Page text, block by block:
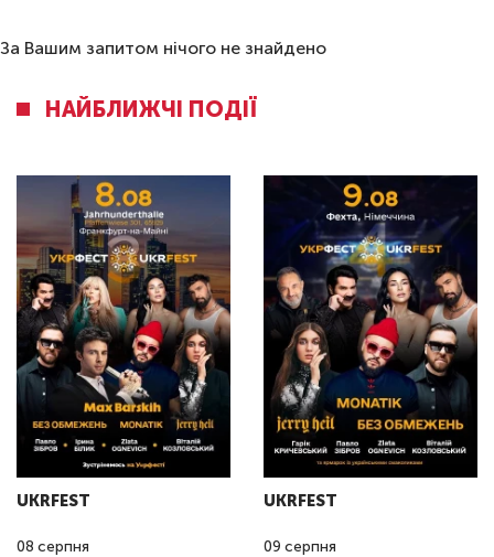
За Вашим запитом нічого не знайдено
НАЙБЛИЖЧІ ПОДІЇ
UKRFEST
08 серпня
UKRFEST
09 серпня